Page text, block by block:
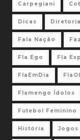
Carpegiani
Dicas Diretoria
Fala Nação
Fla Ego Fla
FlaEmDia
Flamengo Ídolos
Futebol Feminino
História Jogos